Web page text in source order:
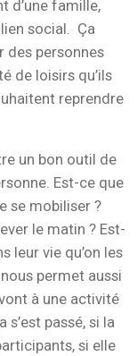
d’une famille,
lien social. Ça
des personnes
de loisirs qu’ils
reprendre
un bon outil de
Est-ce que
se mobiliser ?
le matin ? Est-
leur vie qu’on les
permet aussi
à une activité
passé, si la
si elle